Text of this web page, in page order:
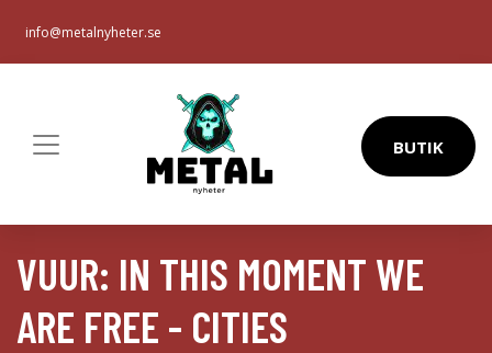
info@metalnyheter.se
BUTIK
VUUR: IN THIS MOMENT WE
ARE FREE - CITIES